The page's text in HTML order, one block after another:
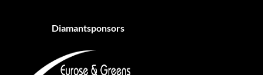
Diamantsponsors